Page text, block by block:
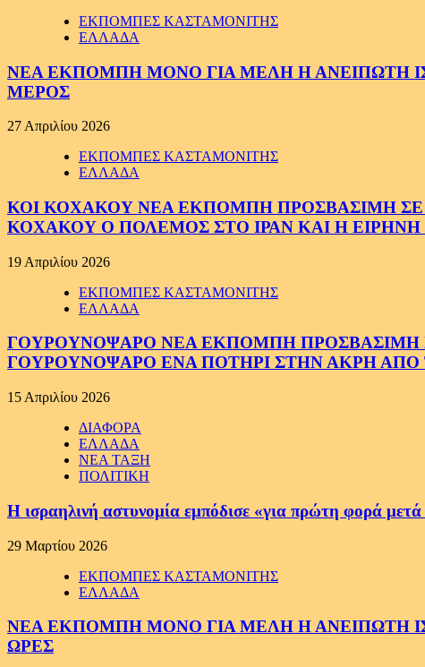
ΕΚΠΟΜΠΕΣ ΚΑΣΤΑΜΟΝΙΤΗΣ
ΕΛΛΑΔΑ
ΝΕΑ ΕΚΠΟΜΠΗ ΜΟΝΟ ΓΙΑ ΜΕΛΗ Η ΑΝΕΙΠΩΤΗ
ΜΕΡΟΣ
27 Απριλίου 2026
ΕΚΠΟΜΠΕΣ ΚΑΣΤΑΜΟΝΙΤΗΣ
ΕΛΛΑΔΑ
ΚΟΙ ΚΟΧΑΚΟΥ ΝΕΑ ΕΚΠΟΜΠΗ ΠΡΟΣΒΑΣΙΜΗ ΣΕ
ΚΟΧΑΚΟΥ Ο ΠΟΛΕΜΟΣ ΣΤΟ ΙΡΑΝ ΚΑΙ Η
19 Απριλίου 2026
ΕΚΠΟΜΠΕΣ ΚΑΣΤΑΜΟΝΙΤΗΣ
ΕΛΛΑΔΑ
ΓΟΥΡΟΥΝΟΨΑΡΟ ΝΕΑ ΕΚΠΟΜΠΗ ΠΡΟΣΒΑΣΙΜΗ
ΓΟΥΡΟΥΝΟΨΑΡΟ ΕΝΑ ΠΟΤΗΡΙ ΣΤΗΝ ΑΚΡΗ ΑΠΟ
15 Απριλίου 2026
ΔΙΑΦΟΡΑ
ΕΛΛΑΔΑ
ΝΕΑ ΤΑΞΗ
ΠΟΛΙΤΙΚΗ
Η ισραηλινή αστυνομία εμπόδισε «για πρώτη φορά
29 Μαρτίου 2026
ΕΚΠΟΜΠΕΣ ΚΑΣΤΑΜΟΝΙΤΗΣ
ΕΛΛΑΔΑ
ΝΕΑ ΕΚΠΟΜΠΗ ΜΟΝΟ ΓΙΑ ΜΕΛΗ Η ΑΝΕΙΠΩΤΗ
ΩΡΕΣ